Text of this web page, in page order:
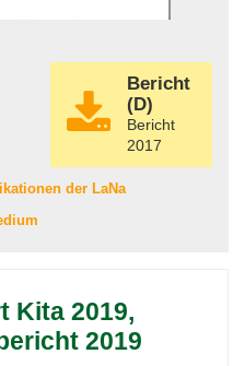
Bericht
(D)
Bericht
2017
der LaNa
Kita 2019,
2019